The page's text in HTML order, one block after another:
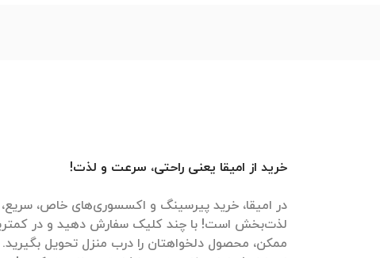
خرید از امیقا یعنی راحتی، سرعت و لذت!
در امیقا، خرید پیرسینگ و اکسسوری‌های خاص،
لذت‌بخش است! با چند کلیک سفارش دهید و در
ممکن، محصول دلخواهتان را درب منزل تحویل بگیرید.